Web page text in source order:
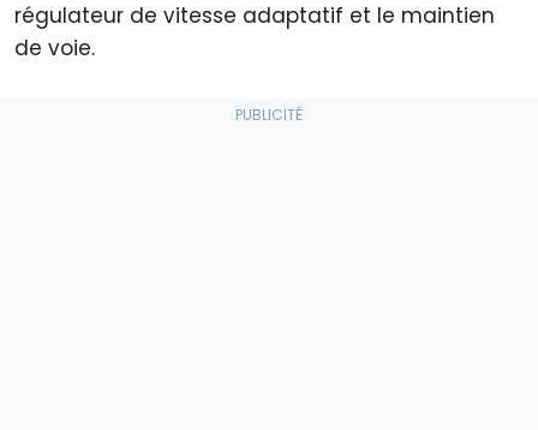
régulateur de vitesse adaptatif et le maintien
de voie.